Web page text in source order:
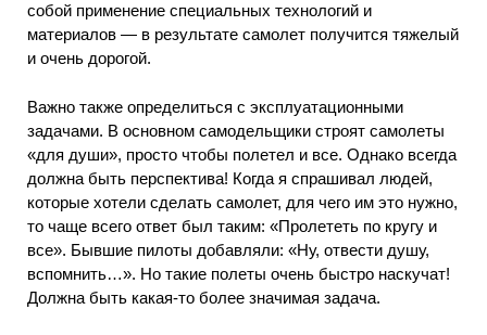
собой применение специальных технологий и
материалов — в результате самолет получится тяжелый
и очень дорогой.
Важно также определиться с эксплуатационными
задачами. В основном самодельщики строят самолеты
«для души», просто чтобы полетел и все. Однако всегда
должна быть перспектива! Когда я спрашивал людей,
которые хотели сделать самолет, для чего им это нужно,
то чаще всего ответ был таким: «Пролететь по кругу и
все». Бывшие пилоты добавляли: «Ну, отвести душу,
вспомнить…». Но такие полеты очень быстро наскучат!
Должна быть какая-то более значимая задача.